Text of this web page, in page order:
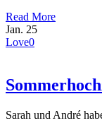
Read More
Jan. 25
Love0
Sarah und André